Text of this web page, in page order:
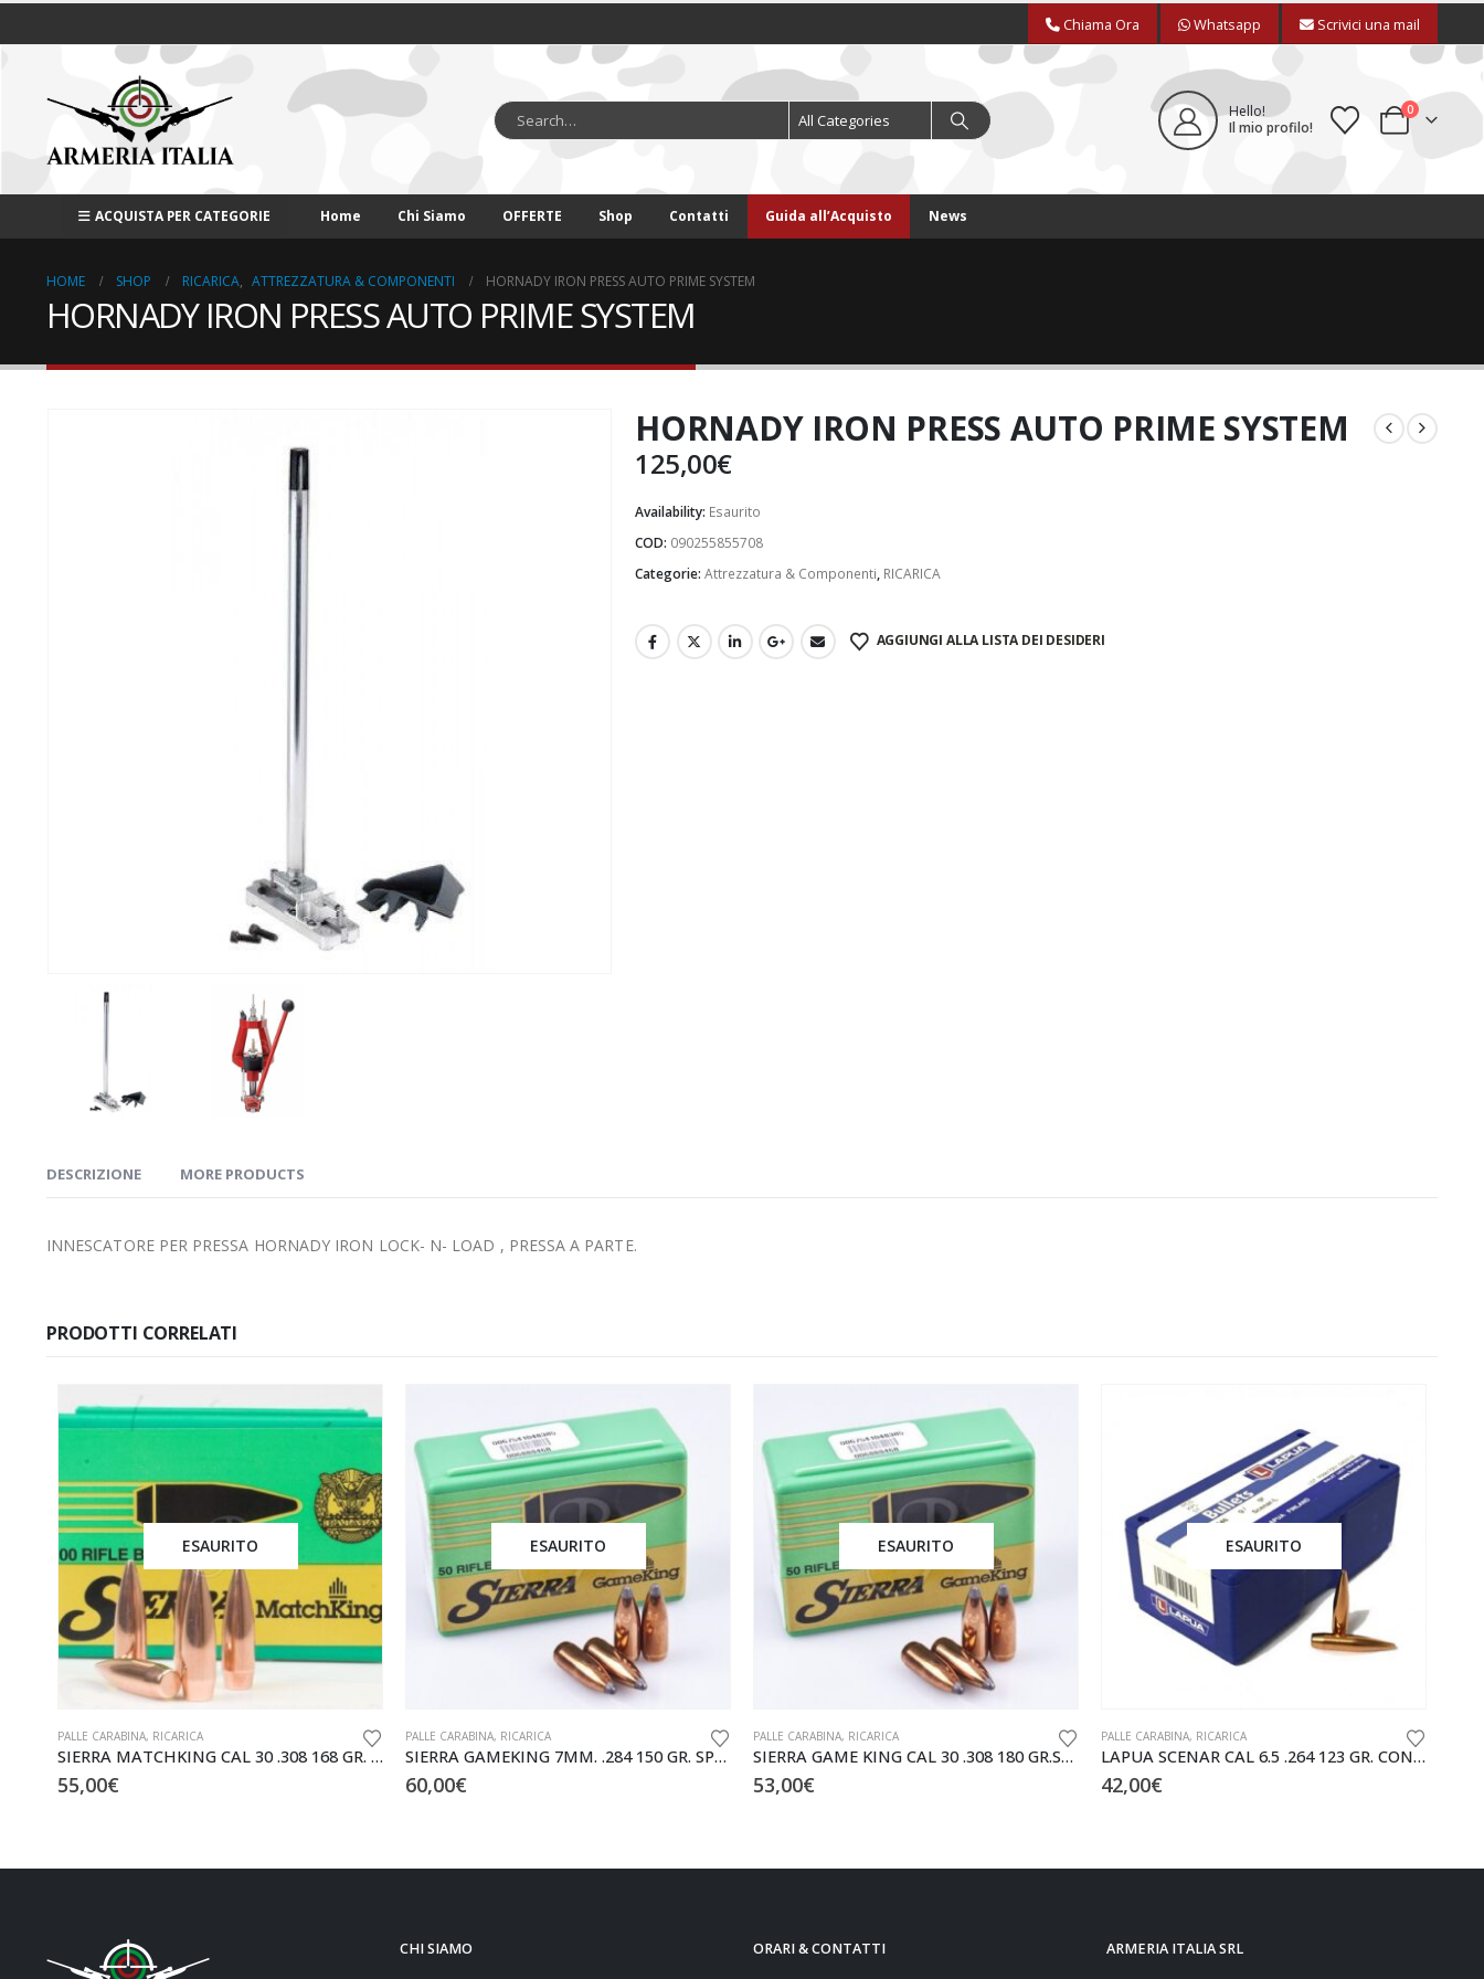
Chiama Ora Whatsapp Scrivici una mail
Hello!
Il mio profilo!
0
ACQUISTA PER CATEGORIE Home Chi Siamo OFFERTE Shop Contatti Guida all’Acquisto News
HOME SHOP RICARICA, ATTREZZATURA & COMPONENTI HORNADY IRON PRESS AUTO PRIME SYSTEM
HORNADY IRON PRESS AUTO PRIME SYSTEM
HORNADY IRON PRESS AUTO PRIME SYSTEM
125,00€
Availability: Esaurito
COD: 090255855708
Categorie:Attrezzatura & Componenti, RICARICA
AGGIUNGI ALLA LISTA DEI DESIDERI
DESCRIZIONE MORE PRODUCTS
INNESCATORE PER PRESSA HORNADY IRON LOCK- N- LOAD , PRESSA A PARTE.
PRODOTTI CORRELATI
ESAURITO
PALLE CARABINA, RICARICA
SIERRA MATCHKING CAL 30 .308 168 GR. CONF. DA 100 PZ.
55,00€
ESAURITO
PALLE CARABINA, RICARICA
SIERRA GAMEKING 7MM. .284 150 GR. SPITZER CONF DA 100 PZ.
60,00€
ESAURITO
PALLE CARABINA, RICARICA
SIERRA GAME KING CAL 30 .308 180 GR.SBT CONF.DA 100PZ
53,00€
ESAURITO
PALLE CARABINA, RICARICA
LAPUA SCENAR CAL 6.5 .264 123 GR. CONF. DA 100 PZ.
42,00€
CHI SIAMO ORARI & CONTATTI ARMERIA ITALIA SRL